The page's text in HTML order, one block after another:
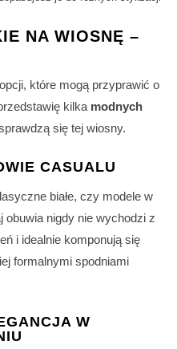
NA WIOSNĘ –
które mogą przyprawić o
kilka modnych
się tej wiosny.
CASUALU
białe, czy modele w
nigdy nie wychodzi z
i idealnie komponują się
formalnymi spodniami
W